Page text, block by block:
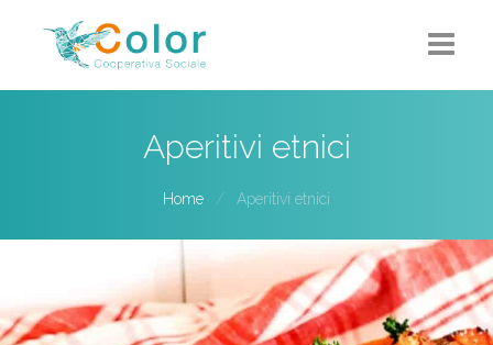
Eventi
Aperitivi etnici
Home Aperitivi etnici